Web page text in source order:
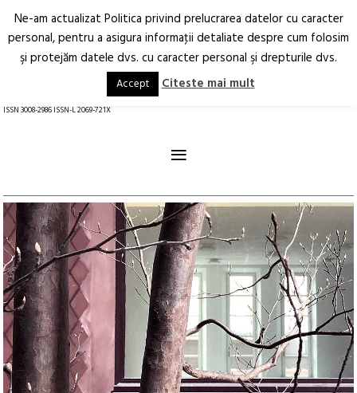
Arhitectură.
Oraș.
RO EN
ISSN 3008-2986 ISSN-L 2069-721X
≡
Ne-am actualizat Politica privind prelucrarea datelor cu caracter
personal, pentru a asigura informaţii detaliate despre cum folosim
şi protejăm datele dvs. cu caracter personal şi drepturile dvs.
Accept Citeste mai mult